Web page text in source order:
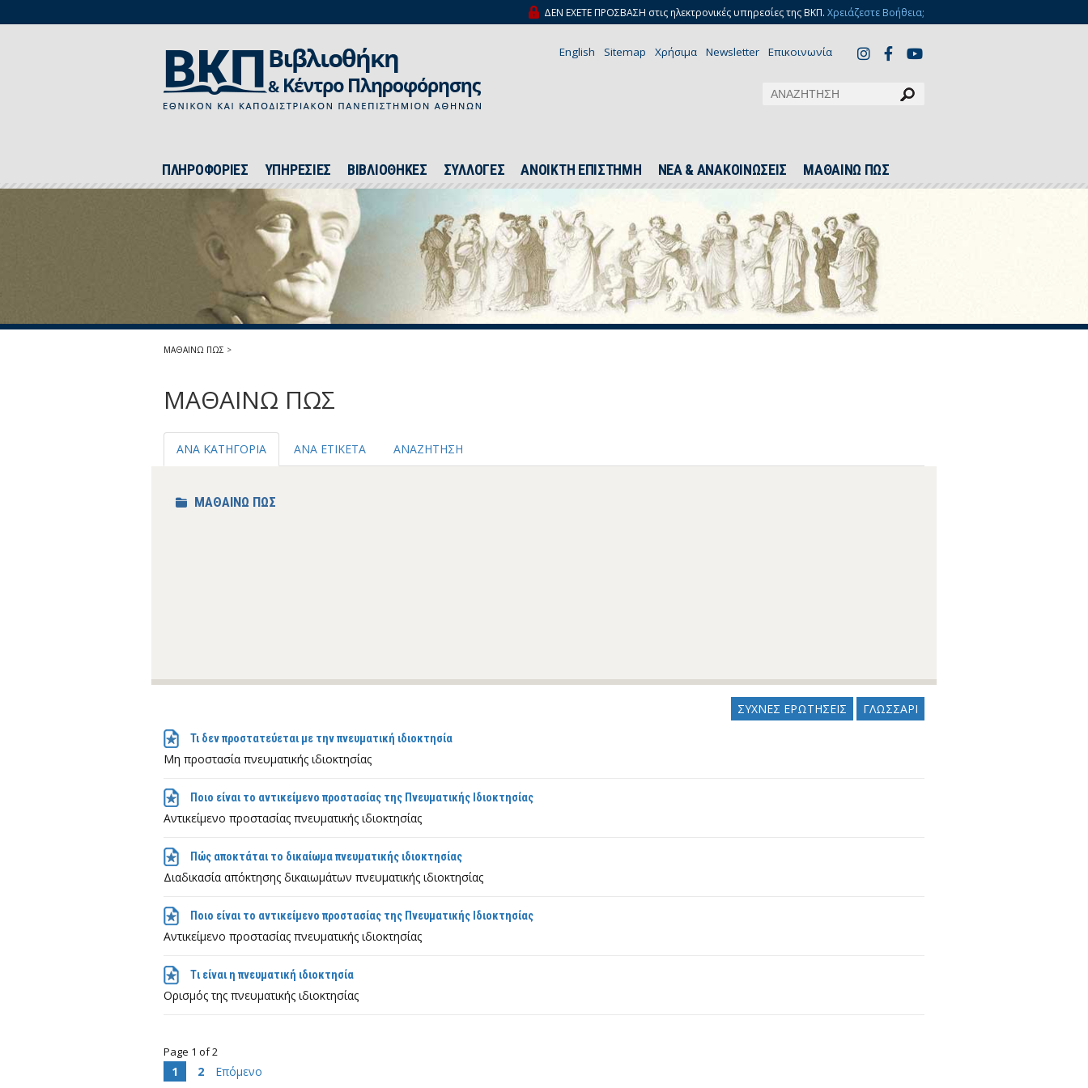
ΔΕΝ ΕΧΕΤΕ ΠΡΟΣΒΑΣΗ στις ηλεκτρονικές υπηρεσίες της ΒΚΠ. Χρειάζεστε Βοήθεια;
English Sitemap Χρήσιμα Newsletter Επικοινωνία
ΠΛΗΡΟΦΟΡΙΕΣ ΥΠΗΡΕΣΙΕΣ ΒΙΒΛΙΟΘΗΚΕΣ ΣΥΛΛΟΓΕΣ ΑΝΟΙΚΤΗ ΕΠΙΣΤΗΜΗ ΝΕΑ & ΑΝΑΚΟΙΝΩΣΕΙΣ ΜΑΘΑΙΝΩ ΠΩΣ
ΜΑΘΑΙΝΩ ΠΩΣ >
ΜΑΘΑΙΝΩ ΠΩΣ
ΑΝΑ ΚΑΤΗΓΟΡΙΑ ΑΝΑ ΕΤΙΚΕΤΑ ΑΝΑΖΗΤΗΣΗ
ΜΑΘΑΙΝΩ ΠΩΣ
ΣΥΧΝΕΣ ΕΡΩΤΗΣΕΙΣ ΓΛΩΣΣΑΡΙ
Τι δεν προστατεύεται με την πνευματική ιδιοκτησία
Μη προστασία πνευματικής ιδιοκτησίας
Ποιο είναι το αντικείμενο προστασίας της Πνευματικής Ιδιοκτησίας
Αντικείμενο προστασίας πνευματικής ιδιοκτησίας
Πώς αποκτάται το δικαίωμα πνευματικής ιδιοκτησίας
Διαδικασία απόκτησης δικαιωμάτων πνευματικής ιδιοκτησίας
Ποιο είναι το αντικείμενο προστασίας της Πνευματικής Ιδιοκτησίας
Αντικείμενο προστασίας πνευματικής ιδιοκτησίας
Tι είναι η πνευματική ιδιοκτησία
Ορισμός της πνευματικής ιδιοκτησίας
Page 1 of 2
1 2 Επόμενο